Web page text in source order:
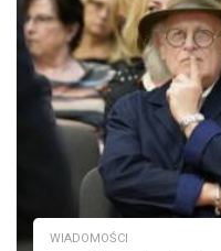
WIADOMOŚCI